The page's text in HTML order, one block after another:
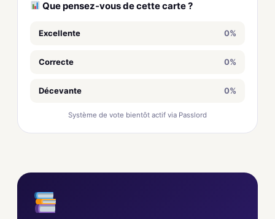
Que pensez-vous de cette carte ?
Excellente 0%
Correcte 0%
Décevante 0%
Système de vote bientôt actif via Passlord